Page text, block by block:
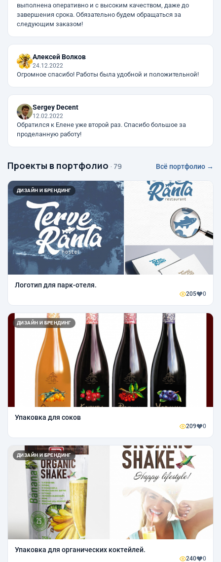
выполнена оперативно и с высоким качеством, даже до
завершения срока. Обязательно будем обращаться за
следующим заказом!
Алексей Волков
24.12.2022
Огромное спасибо! Работы была удобной и положительной!
Sergey Decent
12.02.2022
Обратился к Елене уже второй раз. Спасибо большое за
проделанную работу!
Проекты в портфолио · 79 Всё портфолио →
ДИЗАЙН И БРЕНДИНГ
Логотип для парк-отеля.
205 0
ДИЗАЙН И БРЕНДИНГ
Упаковка для соков
209 0
ДИЗАЙН И БРЕНДИНГ
Упаковка для органических коктейлей.
240 0